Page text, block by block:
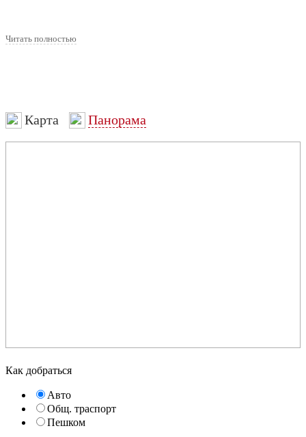
Читать полностью
Карта Панорама
Как добраться
Авто
Общ. траспорт
Пешком